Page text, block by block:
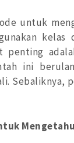
untuk
penting
ini
Sebaliknya,